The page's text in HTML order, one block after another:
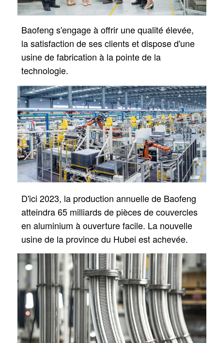
Baofeng s'engage à offrir une qualité élevée,
la satisfaction de ses clients et dispose d'une
usine de fabrication à la pointe de la
technologie.
D'ici 2023, la production annuelle de Baofeng
atteindra 65 milliards de pièces de couvercles
en aluminium à ouverture facile. La nouvelle
usine de la province du Hubei est achevée.